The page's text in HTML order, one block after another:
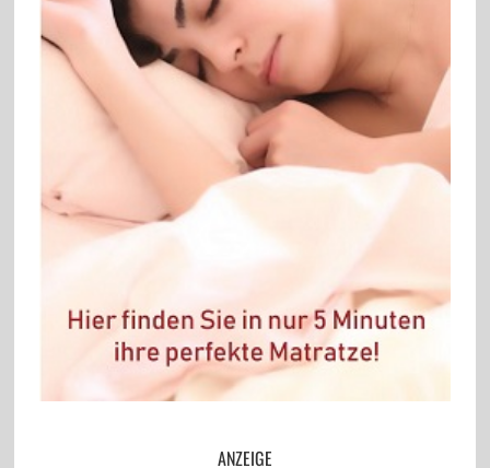
ANZEIGE